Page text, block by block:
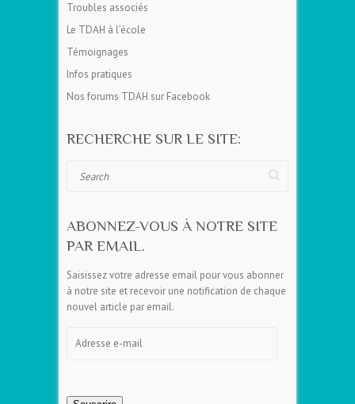
Troubles associés
Le TDAH à l’école
Témoignages
Infos pratiques
Nos forums TDAH sur Facebook
RECHERCHE SUR LE SITE:
ABONNEZ-VOUS À NOTRE SITE
PAR EMAIL.
Saisissez votre adresse email pour vous abonner
à notre site et recevoir une notification de chaque
nouvel article par email.